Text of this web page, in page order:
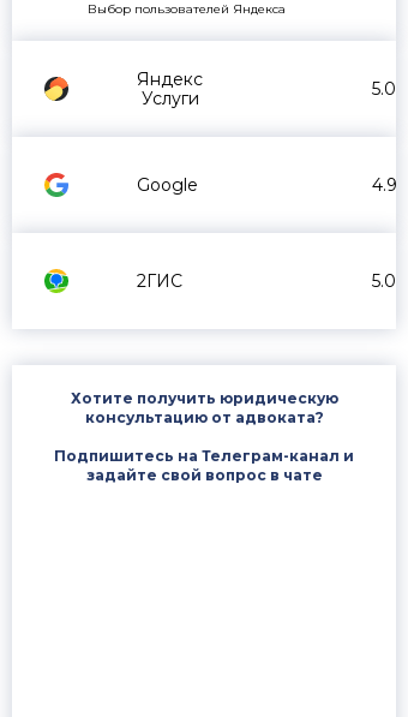
Выбор пользователей Яндекса
Яндекс
Услуги
5.0
Google 4.9
2ГИС 5.0
Хотите получить юридическую
консультацию от адвоката?
Подпишитесь на Телеграм-канал и
задайте свой вопрос в чате